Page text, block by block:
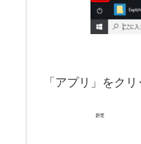
「アプリ」をクリ